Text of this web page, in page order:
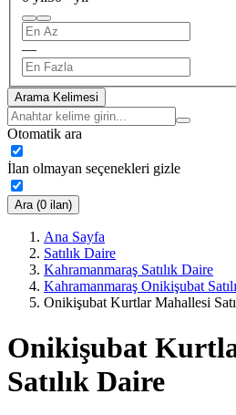
—
Arama Kelimesi
Otomatik ara
İlan olmayan seçenekleri gizle
Ara (0 ilan)
Ana Sayfa
Satılık Daire
Kahramanmaraş Satılık Daire
Kahramanmaraş Onikişubat
Onikişubat Kurtlar Mahallesi
Onikişubat
Satılık Daire